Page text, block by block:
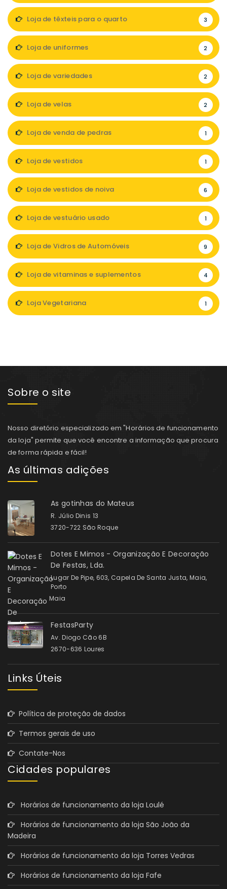
Loja de têxteis para o quarto 3
Loja de uniformes 2
Loja de variedades 2
Loja de velas 2
Loja de venda de pedras 1
Loja de vestidos 1
Loja de vestidos de noiva 6
Loja de vestuário usado 1
Loja de Vidros de Automóveis 9
Loja de vitaminas e suplementos 4
Loja Vegetariana 1
Sobre o site
Nosso diretório especializado em "Horários de funcionamento
da loja" permite que você encontre a informação que procura
de forma rápida e fácil!
As últimas adições
As gotinhas do Mateus
R. Júlio Dinis 13
3720-722 São Roque
Dotes E Mimos - Organização E Decoração
De Festas, Lda.
Lugar De Pipe, 603, Capela De Santa Justa, Maia,
Porto
Maia
FestasParty
Av. Diogo Cão 6B
2670-636 Loures
Links Úteis
Política de proteção de dados
Termos gerais de uso
Contate-Nos
Cidades populares
Horários de funcionamento da loja Loulé
Horários de funcionamento da loja São João da
Madeira
Horários de funcionamento da loja Torres Vedras
Horários de funcionamento da loja Fafe